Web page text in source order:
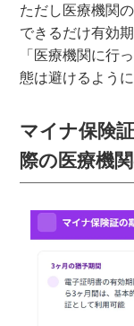
ただし医療機関
できるだけ有効
「医療機関に行
態は避けるよう
マイナ保険
際の医療機